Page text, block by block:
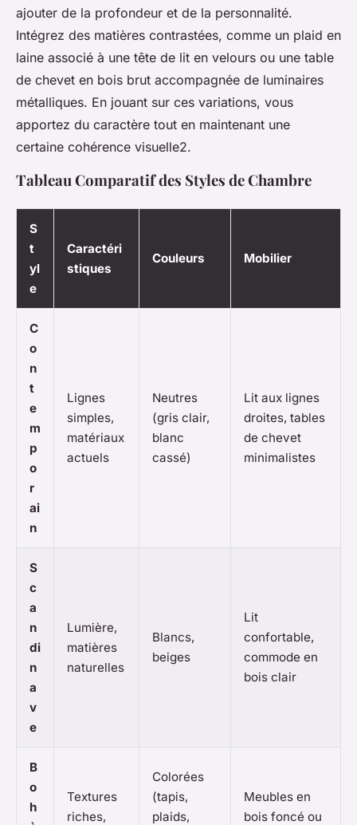
ajouter de la profondeur et de la personnalité.
Intégrez des matières contrastées, comme un plaid en
laine associé à une tête de lit en velours ou une table
de chevet en bois brut accompagnée de luminaires
métalliques. En jouant sur ces variations, vous
apportez du caractère tout en maintenant une
certaine cohérence visuelle2.
Tableau Comparatif des Styles de Chambre
S
t
yl
e
Caractéri
stiques
Couleurs Mobilier
C
o
n
t
e
m
p
o
r
ai
n
Lignes
simples,
matériaux
actuels
Neutres
(gris clair,
blanc
cassé)
Lit aux lignes
droites, tables
de chevet
minimalistes
S
c
a
n
di
n
a
v
e
Lumière,
matières
naturelles
Blancs,
beiges
Lit
confortable,
commode en
bois clair
B
o
h
Textures
riches,
Colorées
(tapis,
plaids,
Meubles en
bois foncé ou